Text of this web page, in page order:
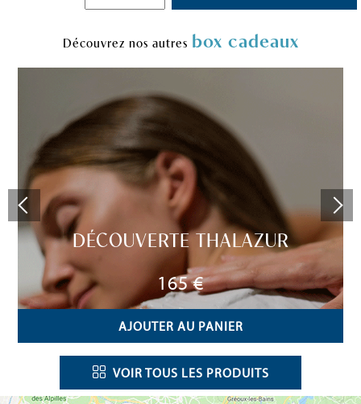
Découvrez nos autres box cadeaux
DÉCOUVERTE THALAZUR
165 €
AJOUTER AU PANIER
VOIR TOUS LES PRODUITS